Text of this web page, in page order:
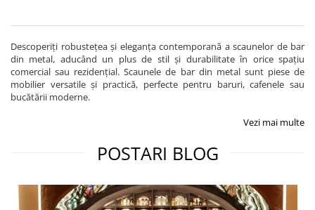
Descoperiți robustețea și eleganța contemporană a scaunelor de bar
din metal, aducând un plus de stil și durabilitate în orice spațiu
comercial sau rezidențial. Scaunele de bar din metal sunt piese de
mobilier versatile și practică, perfecte pentru baruri, cafenele sau
bucătării moderne.
Vezi mai multe
POSTARI BLOG